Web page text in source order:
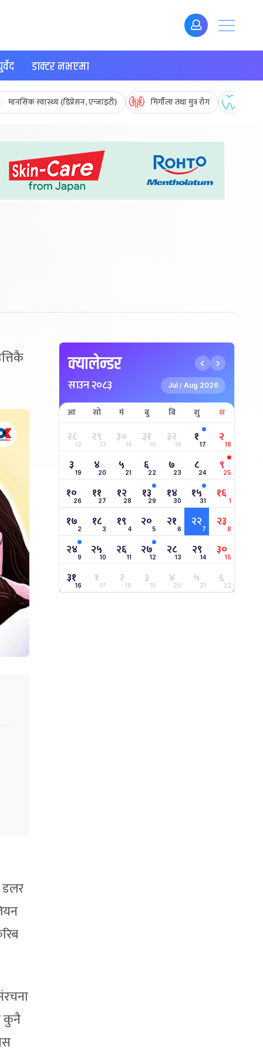
डाक्टर नभएमा
मानसिक स्वास्थ्य (डिप्रेसन, एन्जाइटी) मिर्गौला तथा मुत्र रोग
डलर
कुनै
क्यालेन्डर
साउन २०८३ Jul / Aug 2026
आ सो मं बु बि शु श
२८12 २९13 ३०14 ३१15 ३२16 १17 २18
३ 19 ४20 ५ 21 ६22 ७23 ८24 ९25
१०26 ११27 १२28 १३29 १४30 १५31 १६ 1
१७2 १८3 १९ 4 २०5 २१6 २२7 २३8
२४9 २५10 २६11 २७12 २८13 २९14 ३०15
३१16 १17 २18 ३19 ४20 ५21 ६22